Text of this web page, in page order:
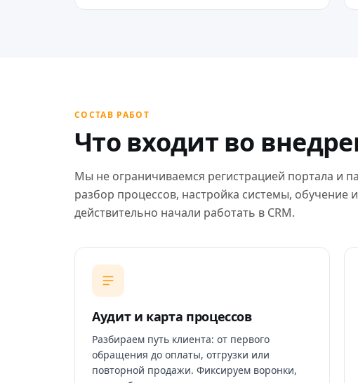
СОСТАВ РАБОТ
Что входит во
Мы не ограничиваемся регистрацией портала и
разбор процессов, настройка системы, обучение
действительно начали работать в CRM.
Аудит и карта процессов
Разбираем путь клиента: от первого
обращения до оплаты, отгрузки или
повторной продажи. Фиксируем воронки,